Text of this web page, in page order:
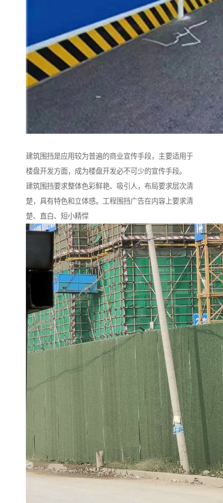
建筑围挡是应用较为普遍的商业宣传手段，主要适用于
楼盘开发方面，成为楼盘开发必不可少的宣传手段。
建筑围挡要求整体色彩鲜艳、吸引人，布局要求层次清
楚，具有特色和立体感。工程围挡广告在内容上要求清
楚、直白、短小精悍